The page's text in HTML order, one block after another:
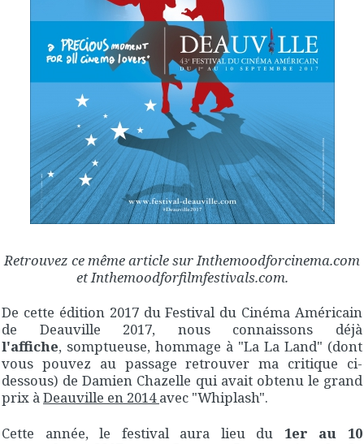
Retrouvez ce même article sur Inthemoodforcinema.com
et Inthemoodforfilmfestivals.com.
De cette édition 2017 du Festival du Cinéma Américain
de Deauville​ 2017, nous connaissons déjà
l'affiche, somptueuse, hommage à "La La Land" (dont
vous pouvez au passage retrouver ma critique ci-
dessous) de Damien Chazelle qui avait obtenu le grand
prix àDeauville en 2014avec "Whiplash".
Cette année, le festival aura lieu du 1er au 10